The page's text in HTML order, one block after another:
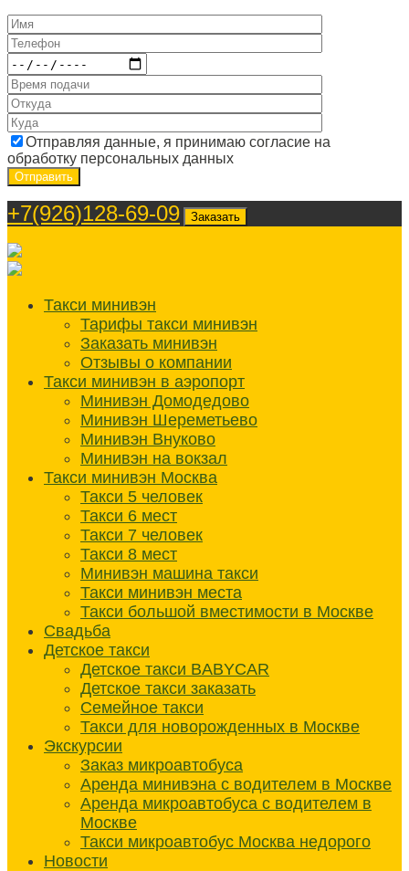
Отправляя данные, я принимаю согласие на
обработку персональных данных
+7(926)128-69-09 Заказать
Такси минивэн
Тарифы такси минивэн
Заказать минивэн
Отзывы о компании
Такси минивэн в аэропорт
Минивэн Домодедово
Минивэн Шереметьево
Минивэн Внуково
Минивэн на вокзал
Такси минивэн Москва
Такси 5 человек
Такси 6 мест
Такси 7 человек
Такси 8 мест
Минивэн машина такси
Такси минивэн места
Такси большой вместимости в Москве
Свадьба
Детское такси
Детское такси BABYCAR
Детское такси заказать
Семейное такси
Такси для новорожденных в Москве
Экскурсии
Заказ микроавтобуса
Аренда минивэна с водителем в Москве
Аренда микроавтобуса с водителем в
Москве
Такси микроавтобус Москва недорого
Новости